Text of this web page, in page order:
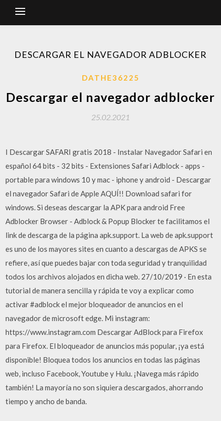
DESCARGAR EL NAVEGADOR ADBLOCKER
DATHE36225
Descargar el navegador adblocker
25.02.2021
I Descargar SAFARI gratis 2018 - Instalar Navegador Safari en
español 64 bits - 32 bits - Extensiones Safari Adblock - apps -
portable para windows 10 y mac - iphone y android - Descargar
el navegador Safari de Apple AQUÍ!! Download safari for
windows. Si deseas descargar la APK para android Free
Adblocker Browser - Adblock & Popup Blocker te facilitamos el
link de descarga de la página apk.support. La web de apk.support
es uno de los mayores sites en cuanto a descargas de APKS se
refiere, así que puedes bajar con toda seguridad y tranquilidad
todos los archivos alojados en dicha web. 27/10/2019 · En esta
tutorial de manera sencilla y rápida te voy a explicar como
activar #adblock el mejor bloqueador de anuncios en el
navegador de microsoft edge. Mi instagram:
https://www.instagram.com Descargar AdBlock para Firefox
para Firefox. El bloqueador de anuncios más popular, ¡ya está
disponible! Bloquea todos los anuncios en todas las páginas
web, incluso Facebook, Youtube y Hulu. ¡Navega más rápido
también! La mayoría no son siquiera descargados, ahorrando
tiempo y ancho de banda.